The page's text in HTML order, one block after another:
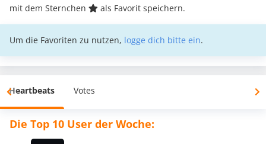
mit dem Sternchen
als Favorit speichern.
Um die Favoriten zu nutzen, logge dich bitte ein.
Heartbeats Votes
Die Top 10 User der Woche: